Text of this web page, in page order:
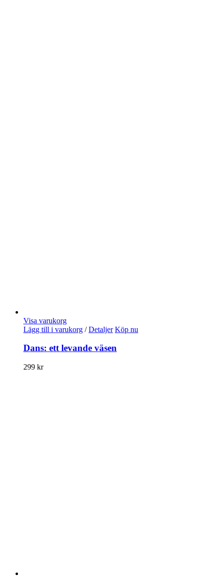
Visa varukorg
Lägg till i varukorg / Detaljer Köp nu
Dans: ett levande väsen
299 kr